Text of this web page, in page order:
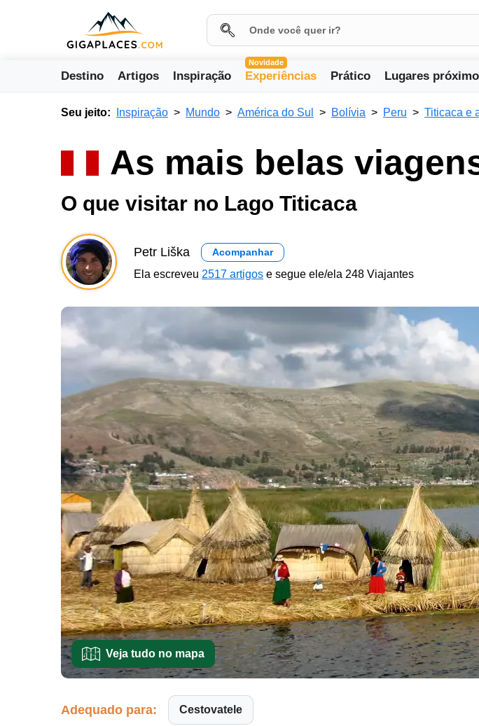
Destino Artigos Inspiração
Novidade
Experiências Prático Lugares
Seu jeito: Inspiração Mundo América do Sul Bolívia Peru Titicaca e
As mais belas
O que visitar no Lago Titicaca
Petr Liška Acompanhar
Ela escreveu 2517 artigos e segue ele/ela 248 Viajantes
Veja tudo no mapa
Adequado para: Cestovatele